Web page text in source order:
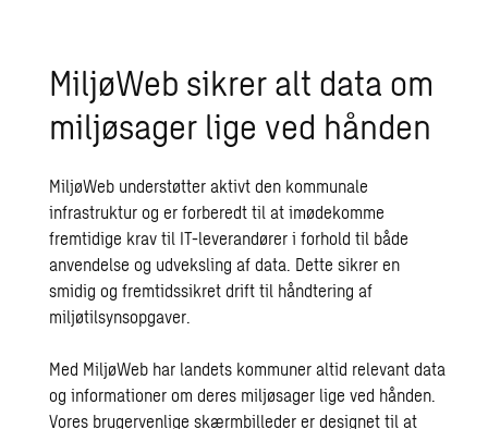
MiljøWeb sikrer alt data om
miljøsager lige ved hånden
MiljøWeb understøtter aktivt den kommunale
infrastruktur og er forberedt til at imødekomme
fremtidige krav til IT-leverandører i forhold til både
anvendelse og udveksling af data. Dette sikrer en
smidig og fremtidssikret drift til håndtering af
miljøtilsynsopgaver.
Med MiljøWeb har landets kommuner altid relevant data
og informationer om deres miljøsager lige ved hånden.
Vores brugervenlige skærmbilleder er designet til at